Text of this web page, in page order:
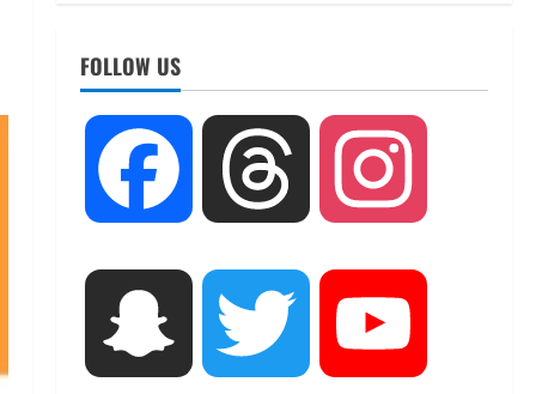
FOLLOW US
Facebook Threads
Snapchat Twitter
UTTARAKHAND NEWS
तीलू रौतेली पुरस्कार के लिए 13
वीरांगनाओं का चयन : रेखा आर्या
August 6, 2026
UTTARAKHAND NEWS
मिस उत्तराखंड 2026 के सब-कॉन्टेस्ट
‘मिस ब्यूटीफुल आइज़’ एवं ‘मिस
ब्यूटीफुल हेयर’ का आयोजन